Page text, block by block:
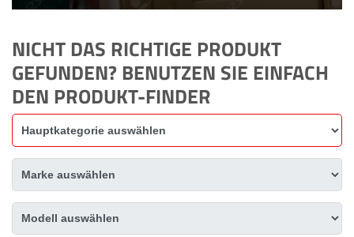
NICHT DAS RICHTIGE PRODUKT
GEFUNDEN? BENUTZEN SIE EINFACH
DEN PRODUKT-FINDER